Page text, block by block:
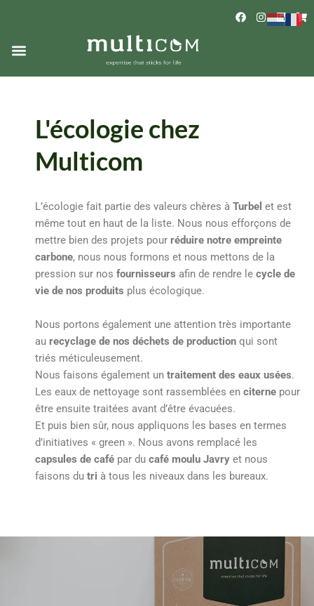
F
a
o
I
n
r
L
i
i
S
h
n
Menu
L'écologie chez
Multicom
L’écologie fait partie des valeurs chères à Turbel et est
même tout en haut de la liste. Nous nous efforçons de
mettre bien des projets pour réduire notre empreinte
carbone, nous nous formons et nous mettons de la
pression sur nos fournisseurs afin de rendre le cycle de
vie de nos produits plus écologique.
Nous portons également une attention très importante
au recyclage de nos déchets de production qui sont
triés méticuleusement.
Nous faisons également un traitement des eaux usées.
Les eaux de nettoyage sont rassemblées en citerne pour
être ensuite traitées avant d’être évacuées.
Et puis bien sûr, nous appliquons les bases en termes
d’initiatives « green ». Nous avons remplacé les
capsules de café par du café moulu Javry et nous
faisons du tri à tous les niveaux dans les bureaux.